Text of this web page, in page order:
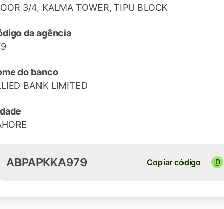
3/4, KALMA TOWER, TIPU BLOCK
da agência
do banco
BANK LIMITED
ABPAPKKA979 Copiar código